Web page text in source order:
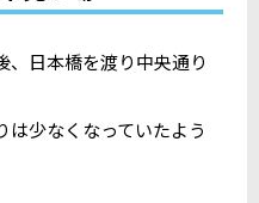
、日本橋を渡り中央通り
は少なくなっていたよう